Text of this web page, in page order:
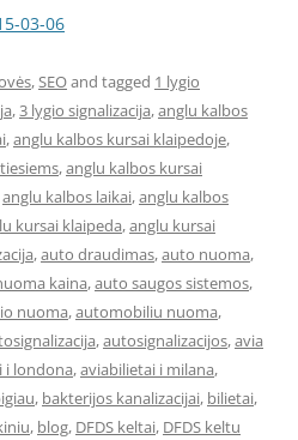
03-06
,SEOand tagged 1 lygio
,3 lygio signalizacija,anglu kalbos
,anglu kalbos kursai klaipedoje,
,anglu kalbos kursai
anglu kalbos laikai,anglu kalbos
kursai klaipeda,anglu kursai
,auto draudimas,auto nuoma,
kaina,auto saugos sistemos,
nuoma,automobiliu nuoma,
,autosignalizacijos,avia
i londona,aviabilietai i milana,
, bakterijos kanalizacijai, bilietai,
, blog, DFDS keltai, DFDS keltu